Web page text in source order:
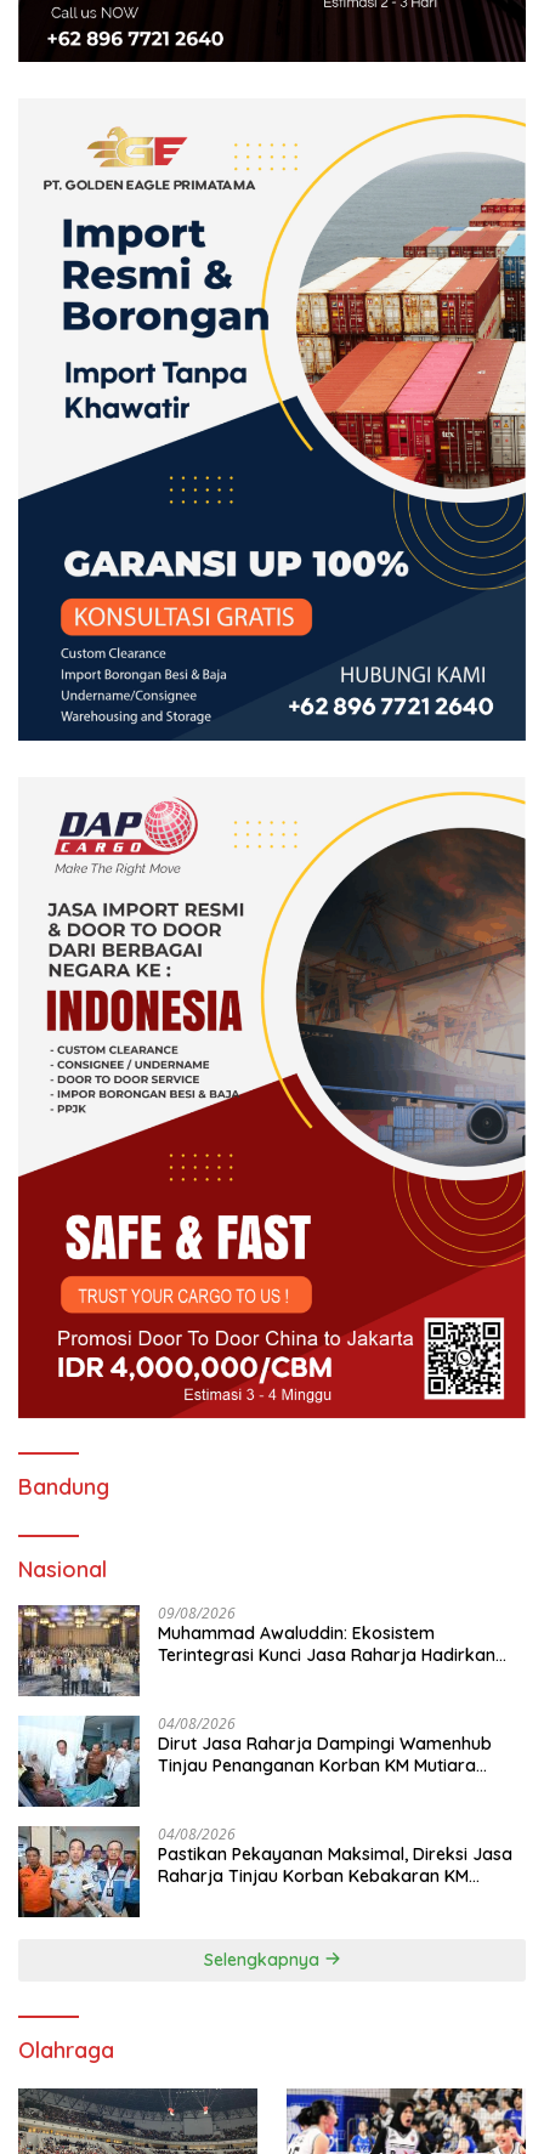
Bandung
Nasional
09/08/2026
Muhammad Awaluddin: Ekosistem
Terintegrasi Kunci Jasa Raharja Hadirkan
04/08/2026
Dirut Jasa Raharja Dampingi Wamenhub
Tinjau Penanganan Korban KM Mutiara
04/08/2026
Pastikan Pekayanan Maksimal, Direksi Jasa
Raharja Tinjau Korban Kebakaran KM
Selengkapnya
Olahraga